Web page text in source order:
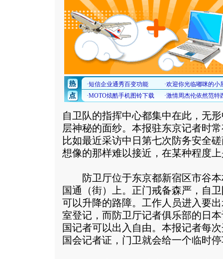
自卫队的指挥中心都集中在此，无
层神秘的面纱。本报驻东京记者时
比如最近采访中日第七次防务安全
想像的那样难以接近，在某种程度上
防卫厅位于东京都新宿区市谷本
国通（街）上。正门戒备森严，自
可以升降的路障。工作人员进入要
室登记，而防卫厅记者俱乐部的日
国记者可以出入自由。本报记者每
国会记者证，门卫就会给一个临时